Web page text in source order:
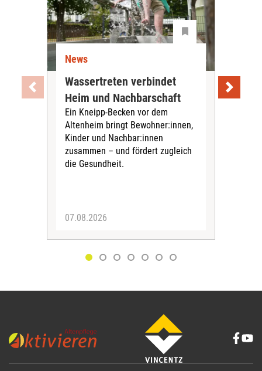
News
Wassertreten verbindet
Heim und Nachbarschaft
Ein Kneipp-Becken vor dem
Altenheim bringt Bewohner:innen,
Kinder und Nachbar:innen
zusammen – und fördert zugleich
die Gesundheit.
07.08.2026